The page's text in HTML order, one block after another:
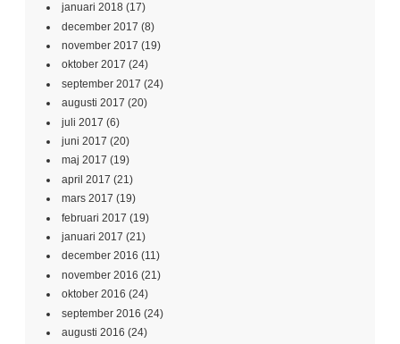
januari 2018 (17)
december 2017 (8)
november 2017 (19)
oktober 2017 (24)
september 2017 (24)
augusti 2017 (20)
juli 2017 (6)
juni 2017 (20)
maj 2017 (19)
april 2017 (21)
mars 2017 (19)
februari 2017 (19)
januari 2017 (21)
december 2016 (11)
november 2016 (21)
oktober 2016 (24)
september 2016 (24)
augusti 2016 (24)